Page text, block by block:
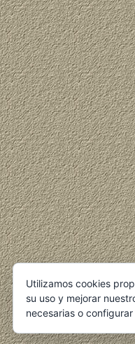
Utilizamos cookies
su uso y mejorar
necesarias o